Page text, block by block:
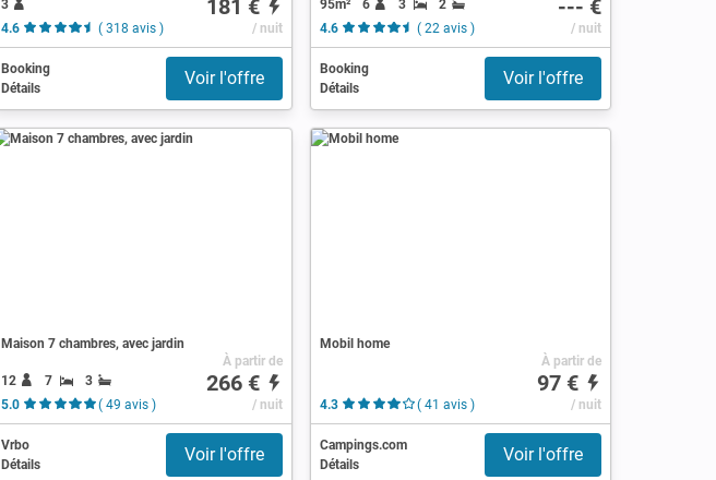
3
4.6
( 318 avis )
181 €
/ nuit
Booking
Détails
Voir l'offre
95m² 6 3
2
4.6
( 22 avis )
--- €
/ nuit
Booking
Détails
Voir l'offre
Maison 7 chambres, avec jardin
12 7
3
5.0
( 49 avis )
À partir de
266 €
/ nuit
Vrbo
Détails
Voir l'offre
Mobil home
4.3 ( 41 avis )
À partir de
97 €
/ nuit
Campings.com
Détails
Voir l'offre